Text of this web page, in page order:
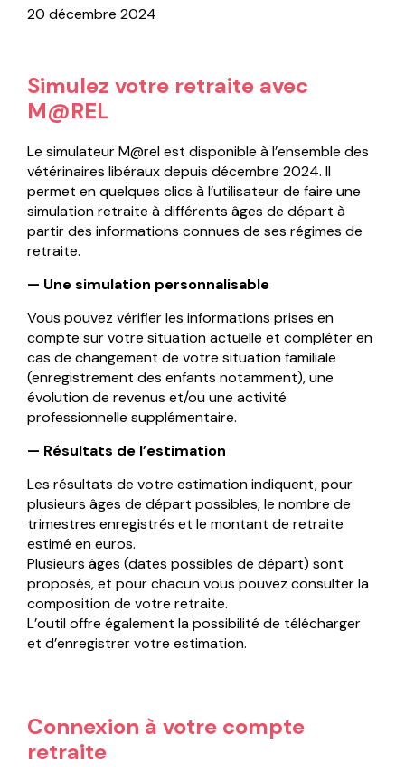
Que faire en cas de carrières multiples ?
Le conjoint-collaborateur
Documents utiles
Sourd ou malentendant ?
Mon espace personnel
Nous contacter
F.A.Q.
OK
20 décembre 2024
Simulez votre retraite avec
M@REL
Le simulateur M@rel est disponible à l’ensemble des
vétérinaires libéraux depuis décembre 2024. Il
permet en quelques clics à l’utilisateur de faire une
simulation retraite à différents âges de départ à
partir des informations connues de ses régimes de
retraite.
— Une simulation personnalisable
Vous pouvez vérifier les informations prises en
compte sur votre situation actuelle et compléter en
cas de changement de votre situation familiale
(enregistrement des enfants notamment), une
évolution de revenus et/ou une activité
professionnelle supplémentaire.
— Résultats de l’estimation
Les résultats de votre estimation indiquent, pour
plusieurs âges de départ possibles, le nombre de
trimestres enregistrés et le montant de retraite
estimé en euros.
Plusieurs âges (dates possibles de départ) sont
proposés, et pour chacun vous pouvez consulter la
composition de votre retraite.
L’outil offre également la possibilité de télécharger
et d’enregistrer votre estimation.
Connexion à votre compte
retraite